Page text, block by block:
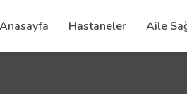
Anasayfa Hastaneler Aile